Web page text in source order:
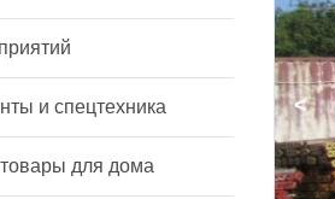
и спецтехника
для дома
<